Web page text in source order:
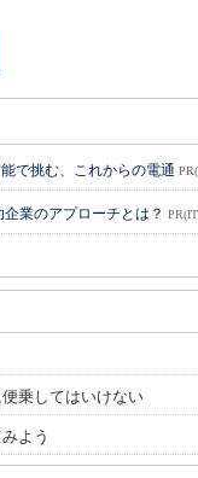
で挑む、これからの電通
業のアプローチとは？
乗してはいけない
よう